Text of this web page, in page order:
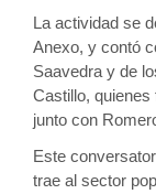
La actividad se
Anexo, y contó
Saavedra y de
Castillo, quienes
junto con
Este
trae al sector